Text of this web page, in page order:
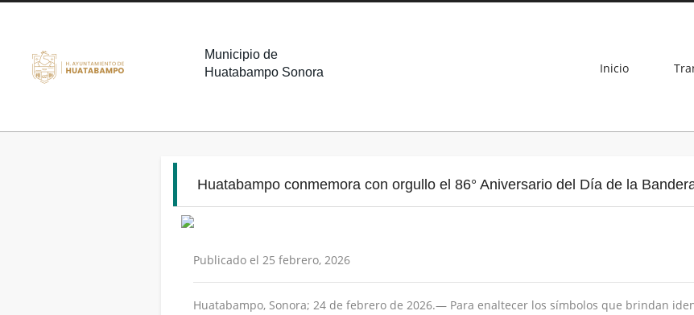
Municipio de
Huatabampo Sonora
Inicio
Huatabampo conmemora con orgullo el 86° Aniversario del Día de la
Publicado el 25 febrero, 2026
Huatabampo, Sonora; 24 de febrero de 2026.— Para enaltecer los símbolos que brindan